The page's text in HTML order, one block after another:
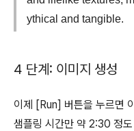
ythical and tangible.
4 단계: 이미지 생성
이제 [Run] 버튼을 누르면
샘플링 시간만 약 2:30 정